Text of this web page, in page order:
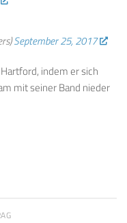
September 25, 2017
indem er sich
mit seiner Band nieder